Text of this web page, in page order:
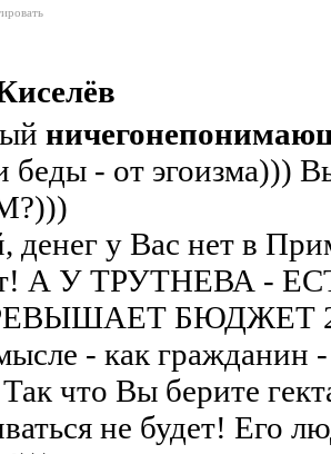
беды - от эгоизма)))
денег у Вас нет в
А У ТРУТНЕВА -
БЮДЖЕТ 20-
- как гражданин
что Вы берите
не будет! Его